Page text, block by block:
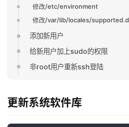
修改/etc/environment
修改/var/lib/locales/
添加新用户
给新用户加上sudo的权限
非root用户重新ssh登陆
更新系统软件库